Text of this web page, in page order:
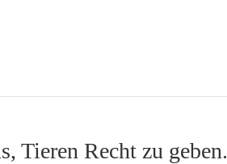
Tieren Recht zu geben.